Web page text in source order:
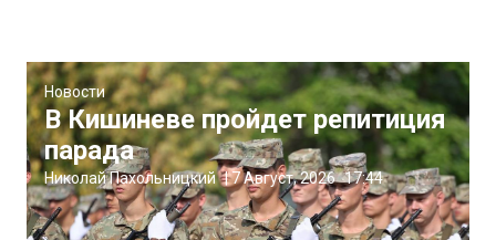
Новости
В Кишиневе пройдет репитиция
парада
Николай Пахольницкий |7 Август, 2026 17:44